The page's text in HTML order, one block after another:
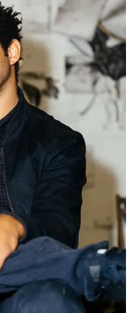
/ & determined mass